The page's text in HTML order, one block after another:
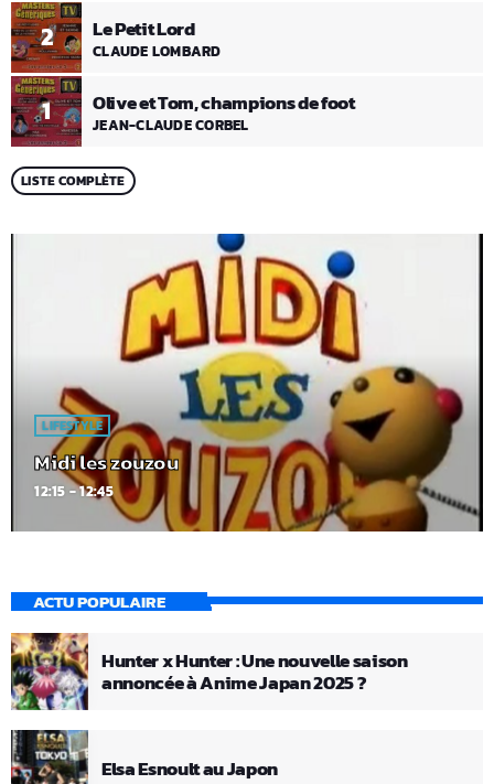
1 Olive et Tom, champions de foot
JEAN-CLAUDE CORBEL
2 Le Petit Lord
CLAUDE LOMBARD
LISTE COMPLÈTE
LIFESTYLE
Midi les zouzou
12:15 - 12:45
ACTU POPULAIRE
Hunter x Hunter : Une nouvelle saison
annoncée à Anime Japan 2025 ?
Elsa Esnoult au Japon